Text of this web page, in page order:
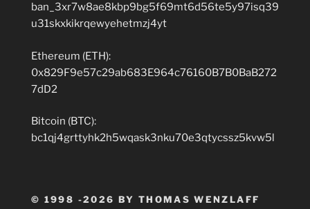
ban_3xr7w8ae8kbp9bg5f69mt6d56te5y97isq39
u31skxkikrqewyehetmzj4yt
Ethereum (ETH):
0x829F9e57c29ab683E964c76160B7B0BaB272
7dD2
Bitcoin (BTC):
bc1qj4grttyhk2h5wqask3nku70e3qtycssz5kvw5l
© 1998 -2026 BY THOMAS WENZLAFF